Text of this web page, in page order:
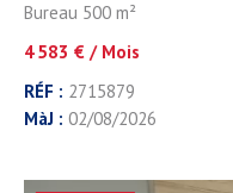
Bureau 500 m²
4 583 € / Mois
RÉF : 2715879
MàJ : 02/08/2026